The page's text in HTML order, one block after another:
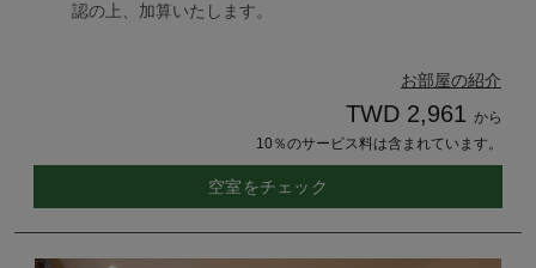
認の上、加算いたします。
お部屋の紹介
TWD 2,961 から
10％のサービス料は含まれています。
空室をチェック